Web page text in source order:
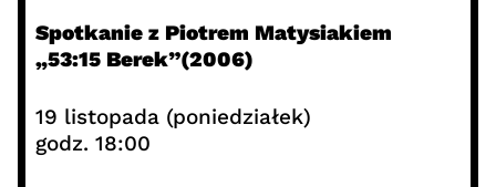
Spotkanie z Piotrem Matysiakiem
„53:15 Berek”(2006)
19 listopada (poniedziałek)
godz. 18:00